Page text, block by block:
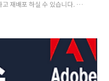
재배포 하실 수 있습니다. 폰
용 맥(Mac) 용 웹 폰트
와 콜라보 프로젝트까지, KT Y